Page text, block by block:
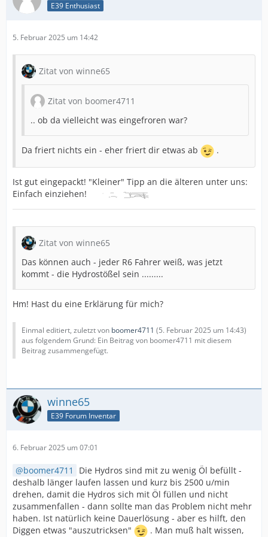
E39 Enthusiast
5. Februar 2025 um 14:42
Zitat von winne65
Zitat von boomer4711
.. ob da vielleicht was eingefroren war?
Da friert nichts ein - eher friert dir etwas ab .
Ist gut eingepackt! "Kleiner" Tipp an die älteren unter uns:
Einfach einziehen!
Zitat von winne65
Das können auch - jeder R6 Fahrer weiß, was jetzt
kommt - die Hydrostößel sein .........
Hm! Hast du eine Erklärung für mich?
Einmal editiert, zuletzt von boomer4711 (5. Februar 2025 um 14:43)
aus folgendem Grund: Ein Beitrag von boomer4711 mit diesem
Beitrag zusammengefügt.
winne65
E39 Forum Inventar
6. Februar 2025 um 07:01
boomer4711
Die Hydros sind mit zu wenig Öl befüllt -
deshalb länger laufen lassen und kurz bis 2500 u/min
drehen, damit die Hydros sich mit Öl füllen und nicht
zusammenfallen - dann sollte man das Problem nicht mehr
haben. Ist natürlich keine Dauerlösung - aber es hilft, den
Diggen etwas "auszutricksen"
. Man muß halt wissen,